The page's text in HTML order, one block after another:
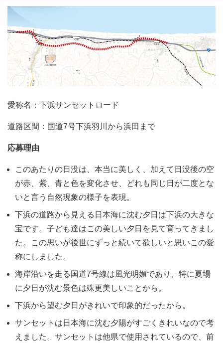
愛称名：下浜サンセットロード
道路区間：国道7号下浜羽川から浜田まで
応募理由
このあたりの日没は、本当に美しく、加えて日没後の空
が赤、紫、青と色を変化させ、どれも同じ日が二度とな
いと言う自然現象の様子を表現。
下浜の道路から見える日本海に沈む夕日は下浜の大きな
宝です。子ども達はこの美しい夕日を見て育ってきまし
た。この思いが後世にずっと続いて欲しいと思いこの愛
称にしました。
海岸沿いを走る国道7号線は風光明媚であり、特に夏場
に夕日が沈む景色は殊更美しいことから。
下浜から望む夕日がきれいで印象的だったから。
サンセットは日本海に沈む夕陽がすごくきれいなので考
えました。サンセットは他県で使用されているので、前